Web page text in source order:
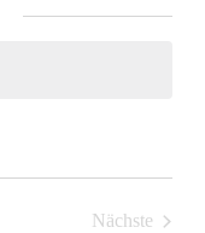
Nächste